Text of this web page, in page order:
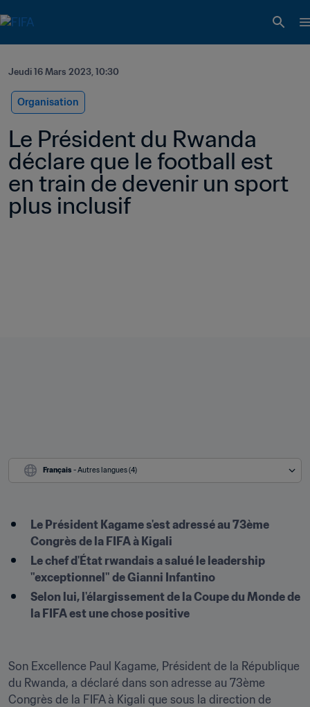
Jeudi 16 Mars 2023, 10:30
Organisation
Le Président du Rwanda
déclare que le football est
en train de devenir un sport
plus inclusif
Français - Autres langues (4)
Le Président Kagame s'est adressé au 73ème
Congrès de la FIFA à Kigali
Le chef d'État rwandais a salué le leadership
"exceptionnel" de Gianni Infantino
Selon lui, l'élargissement de la Coupe du Monde de
la FIFA est une chose positive
Son Excellence Paul Kagame, Président de la République
du Rwanda, a déclaré dans son adresse au 73ème
Congrès de la FIFA à Kigali que sous la direction de